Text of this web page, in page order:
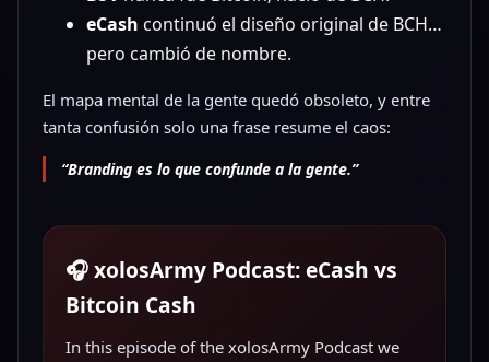
eCash continuó el diseño original de BCH…
pero cambió de nombre.
El mapa mental de la gente quedó obsoleto, y entre
tanta confusión solo una frase resume el caos:
“Branding es lo que confunde a la gente.”
🎧 xolosArmy Podcast: eCash vs
Bitcoin Cash
In this episode of the xolosArmy Podcast we